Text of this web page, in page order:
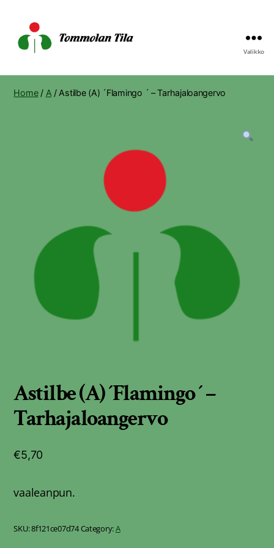
Tila
Valikko
Home/ A / Astilbe (A) ´Flamingo ´ – Tarhajaloangervo
Astilbe (A) ´Flamingo ´ –
Tarhajaloangervo
€5,70
vaaleanpun.
SKU:8f121ce07d74Category:A